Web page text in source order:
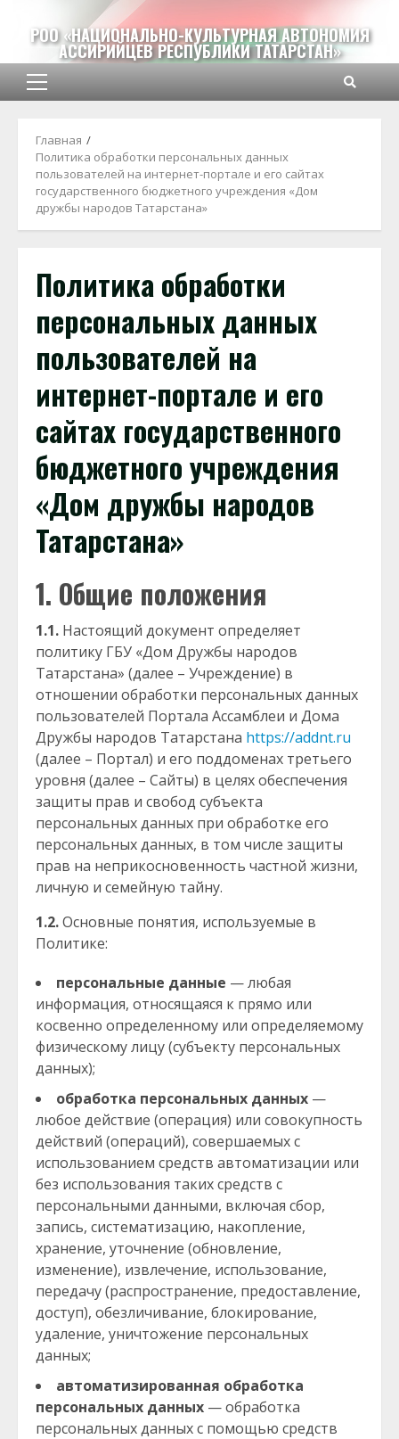
содержимому
РОО «НАЦИОНАЛЬНО-КУЛЬТУРНАЯ АВТОНОМИЯ
АССИРИЙЦЕВ РЕСПУБЛИКИ ТАТАРСТАН»
Основное
Главная
Политика обработки персональных данных
пользователей на интернет-портале и его сайтах
государственного бюджетного учреждения «Дом
дружбы народов Татарстана»
Политика обработки
персональных данных
пользователей на
интернет-портале и его
сайтах государственного
бюджетного учреждения
«Дом дружбы народов
Татарстана»
1. Общие положения
1.1. Настоящий документ определяет
политику ГБУ «Дом Дружбы народов
Татарстана» (далее – Учреждение) в
отношении обработки персональных данных
пользователей Портала Ассамблеи и Дома
Дружбы народов Татарстана https://addnt.ru
(далее – Портал) и его поддоменах третьего
уровня (далее – Сайты) в целях обеспечения
защиты прав и свобод субъекта
персональных данных при обработке его
персональных данных, в том числе защиты
прав на неприкосновенность частной жизни,
личную и семейную тайну.
1.2.Основные понятия, используемые в
Политике:
персональные данные — любая
информация, относящаяся к прямо или
косвенно определенному или определяемому
физическому лицу (субъекту персональных
данных);
обработка персональных данных —
любое действие (операция) или совокупность
действий (операций), совершаемых с
использованием средств автоматизации или
без использования таких средств с
персональными данными, включая сбор,
запись, систематизацию, накопление,
хранение, уточнение (обновление,
изменение), извлечение, использование,
передачу (распространение, предоставление,
доступ), обезличивание, блокирование,
удаление, уничтожение персональных
данных;
автоматизированная обработка
персональных данных — обработка
персональных данных с помощью средств